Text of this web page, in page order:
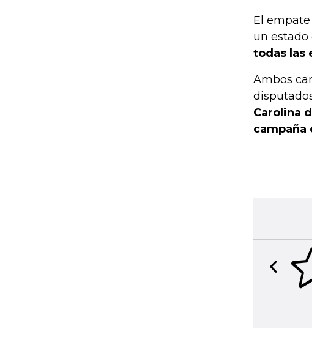
El
un estado
todas las
Ambos
Carolina
campaña